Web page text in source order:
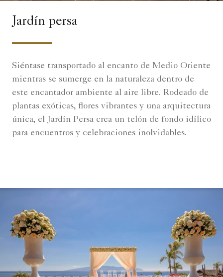
Jardín persa
Siéntase transportado al encanto de Medio Oriente
mientras se sumerge en la naturaleza dentro de
este encantador ambiente al aire libre. Rodeado de
plantas exóticas, flores vibrantes y una arquitectura
única, el Jardín Persa crea un telón de fondo idílico
para encuentros y celebraciones inolvidables.